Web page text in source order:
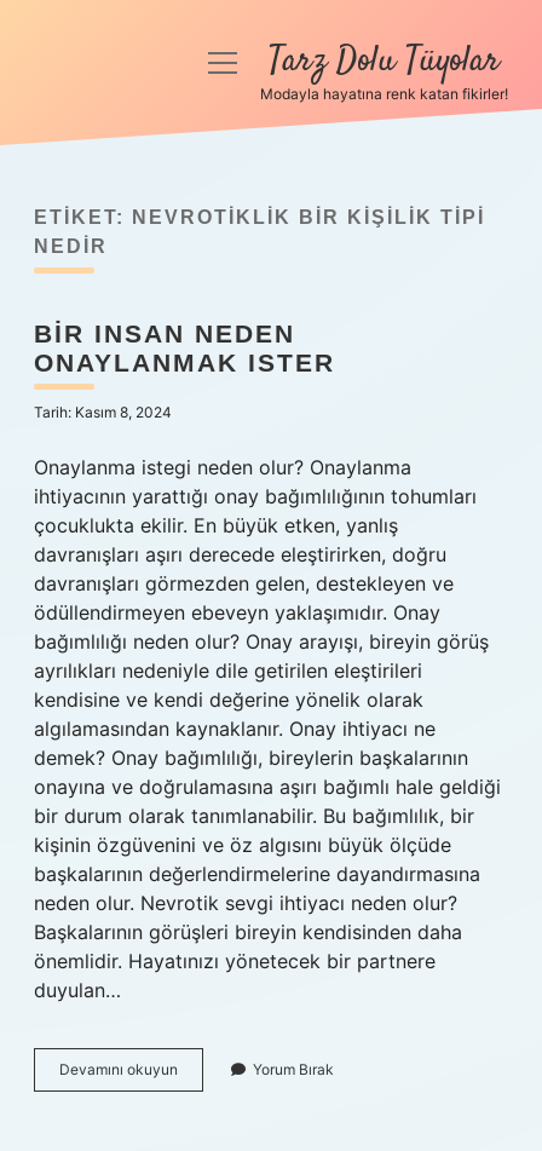
Anasayfa
Yasal Uyarı
menüyüTarz Dolu Tüyolar
Modayla hayatına renk katan fikirler!
ETIKET:
NEVROTIKLIK BIR KIŞILIK TIPI
NEDIR
BIR INSAN NEDEN
ONAYLANMAK ISTER
Tarih: Kasım 8, 2024
Onaylanma istegi neden olur? Onaylanma
ihtiyacının yarattığı onay bağımlılığının tohumları
çocuklukta ekilir. En büyük etken, yanlış
davranışları aşırı derecede eleştirirken, doğru
davranışları görmezden gelen, destekleyen ve
ödüllendirmeyen ebeveyn yaklaşımıdır. Onay
bağımlılığı neden olur? Onay arayışı, bireyin görüş
ayrılıkları nedeniyle dile getirilen eleştirileri
kendisine ve kendi değerine yönelik olarak
algılamasından kaynaklanır. Onay ihtiyacı ne
demek? Onay bağımlılığı, bireylerin başkalarının
onayına ve doğrulamasına aşırı bağımlı hale geldiği
bir durum olarak tanımlanabilir. Bu bağımlılık, bir
kişinin özgüvenini ve öz algısını büyük ölçüde
başkalarının değerlendirmelerine dayandırmasına
neden olur. Nevrotik sevgi ihtiyacı neden olur?
Başkalarının görüşleri bireyin kendisinden daha
önemlidir. Hayatınızı yönetecek bir partnere
duyulan…
Devamını okuyun
Insan
Yorum Bırak